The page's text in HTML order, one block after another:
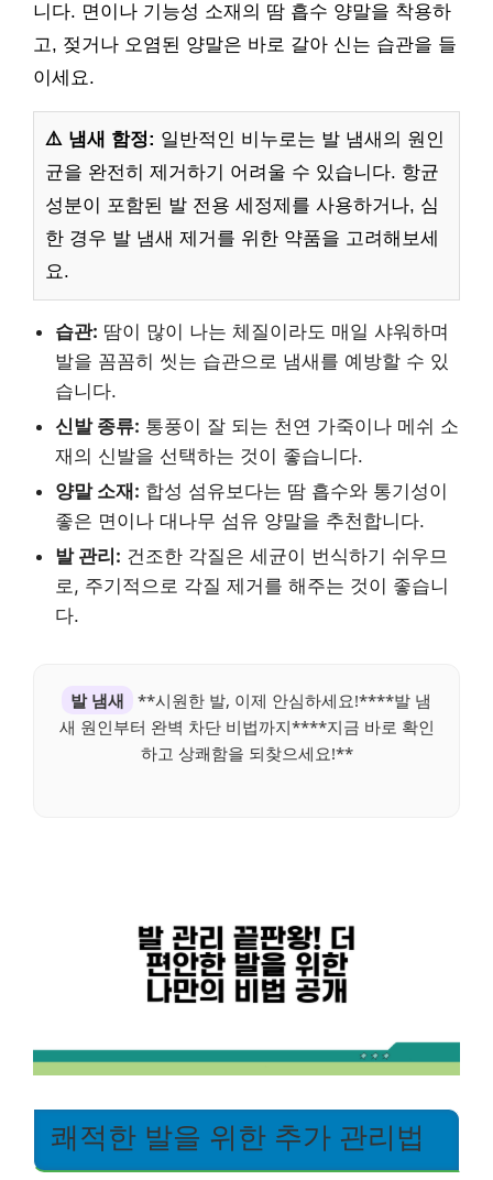
니다. 면이나 기능성 소재의 땀 흡수 양말을 착용하
고, 젖거나 오염된 양말은 바로 갈아 신는 습관을 들
이세요.
⚠️ 냄새 함정: 일반적인 비누로는 발 냄새의 원인
균을 완전히 제거하기 어려울 수 있습니다. 항균
성분이 포함된 발 전용 세정제를 사용하거나, 심
한 경우 발 냄새 제거를 위한 약품을 고려해보세
요.
습관: 땀이 많이 나는 체질이라도 매일 샤워하며
발을 꼼꼼히 씻는 습관으로 냄새를 예방할 수 있
습니다.
신발 종류: 통풍이 잘 되는 천연 가죽이나 메쉬 소
재의 신발을 선택하는 것이 좋습니다.
양말 소재: 합성 섬유보다는 땀 흡수와 통기성이
좋은 면이나 대나무 섬유 양말을 추천합니다.
발 관리: 건조한 각질은 세균이 번식하기 쉬우므
로, 주기적으로 각질 제거를 해주는 것이 좋습니
다.
발 냄새
**시원한 발, 이제 안심하세요!****발 냄
새 원인부터 완벽 차단 비법까지****지금 바로 확인
하고 상쾌함을 되찾으세요!**
쾌적한 발을 위한 추가 관리법